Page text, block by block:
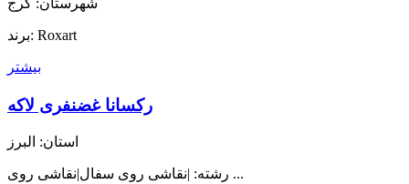
برند: Roxart
بیشتر
رکسانا غضنفری لاکه
استان: البرز
رشته: |نقاشی روی سفال|نقاشی روی ...